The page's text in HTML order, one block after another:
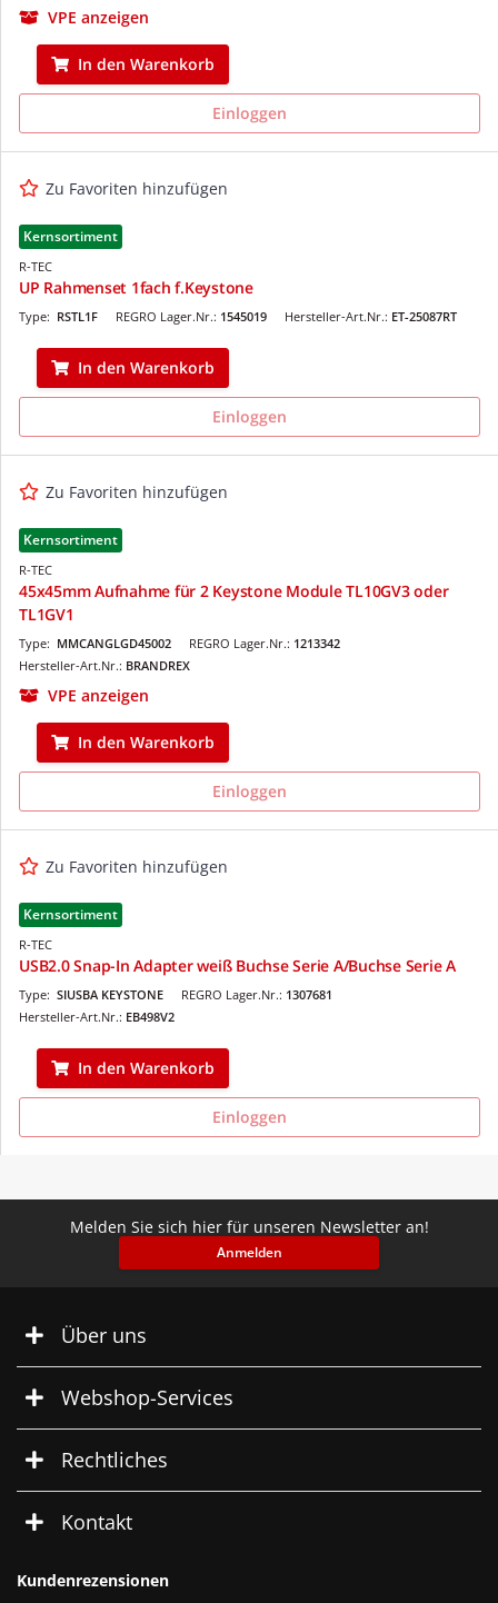
VPE anzeigen
In den Warenkorb
Einloggen
Zu Favoriten hinzufügen
Kernsortiment
R-TEC
UP Rahmenset 1fach f.Keystone
REGRO Lager.Nr.: 1545019
Type: RSTL1F Hersteller-Art.Nr.: ET-25087RT
In den Warenkorb
Einloggen
Zu Favoriten hinzufügen
Kernsortiment
R-TEC
45x45mm Aufnahme für 2 Keystone Module TL10GV3 oder
TL1GV1
REGRO Lager.Nr.: 1213342
Type: MMCANGLGD45002
Hersteller-Art.Nr.: BRANDREX
VPE anzeigen
In den Warenkorb
Einloggen
Zu Favoriten hinzufügen
Kernsortiment
R-TEC
USB2.0 Snap-In Adapter weiß Buchse Serie A/Buchse Serie A
REGRO Lager.Nr.: 1307681
Type: SIUSBA KEYSTONE
Hersteller-Art.Nr.: EB498V2
In den Warenkorb
Einloggen
Melden Sie sich hier für unseren Newsletter an!
Anmelden
Über uns
Webshop-Services
Rechtliches
Kontakt
Kundenrezensionen